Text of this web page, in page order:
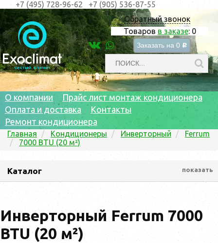
Обратный звонок
Товаров в заказе: 0
Заказать на 0 c
+7 (495) 728-96-62 +7 (905) 536-87-55
О компании
Прайс лист монтаж кондиционера
Оплата и доставка
Контакты
Ремонт кондиционера
Главная Кондиционеры Инверторный
Ferrum
7000 BTU (20 м²)
Каталог показать
Инверторный Ferrum 7000
BTU (20 м²)